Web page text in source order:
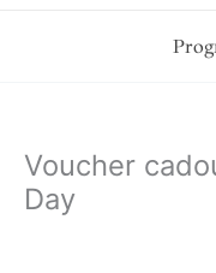
Voucher
Day